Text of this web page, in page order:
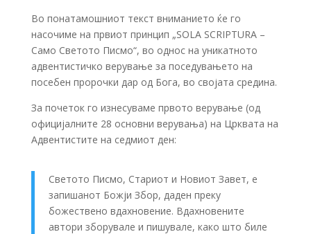
Во понатамошниот текст вниманието ќе го
насочиме на првиот принцип „SOLA SCRIPTURA –
Само Светото Писмо“, во однос на уникатното
адвентистичко верување за поседувањето на
посебен пророчки дар од Бога, во својата средина.
За почеток го изнесуваме првото верување (од
официјалните 28 основни верувања) на Црквата на
Адвентистите на седмиот ден:
Светото Писмо, Стариот и Новиот Завет, е
запишанот Божји Збор, даден преку
божествено вдахновение. Вдахновените
автори зборувале и пишувале, како што биле